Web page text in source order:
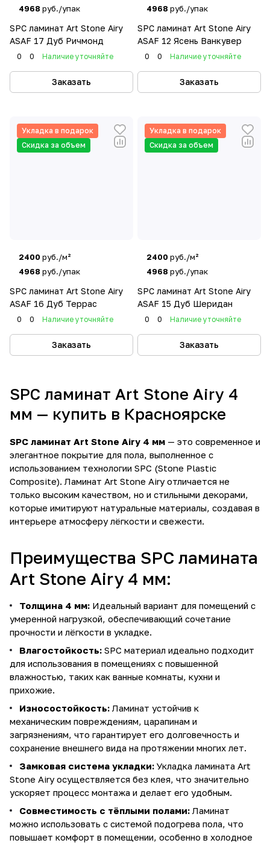
4968 руб./упак
SPC ламинат Art Stone Airy
ASAF 17 Дуб Ричмонд
0 0 Наличие уточняйте
Заказать
4968 руб./упак
SPC ламинат Art Stone Airy
ASAF 12 Ясень Ванкувер
0 0 Наличие уточняйте
Заказать
Укладка в подарок
Скидка за объем
2400 руб./м²
4968 руб./упак
SPC ламинат Art Stone Airy
ASAF 16 Дуб Террас
0 0 Наличие уточняйте
Заказать
Укладка в подарок
Скидка за объем
2400 руб./м²
4968 руб./упак
SPC ламинат Art Stone Airy
ASAF 15 Дуб Шеридан
0 0 Наличие уточняйте
Заказать
SPC ламинат Art Stone Airy 4
мм — купить в Красноярске
SPC ламинат Art Stone Airy 4 мм — это современное и
элегантное покрытие для пола, выполненное с
использованием технологии SPC (Stone Plastic
Composite). Ламинат Art Stone Airy отличается не
только высоким качеством, но и стильными декорами,
которые имитируют натуральные материалы, создавая в
интерьере атмосферу лёгкости и свежести.
Преимущества SPC ламината
Art Stone Airy 4 мм:
Толщина 4 мм: Идеальный вариант для помещений с
умеренной нагрузкой, обеспечивающий сочетание
прочности и лёгкости в укладке.
Влагостойкость: SPC материал идеально подходит
для использования в помещениях с повышенной
влажностью, таких как ванные комнаты, кухни и
прихожие.
Износостойкость: Ламинат устойчив к
механическим повреждениям, царапинам и
загрязнениям, что гарантирует его долговечность и
сохранение внешнего вида на протяжении многих лет.
Замковая система укладки: Укладка ламината Art
Stone Airy осуществляется без клея, что значительно
ускоряет процесс монтажа и делает его удобным.
Совместимость с тёплыми полами: Ламинат
можно использовать с системой подогрева пола, что
повышает комфорт в помещении, особенно в холодное